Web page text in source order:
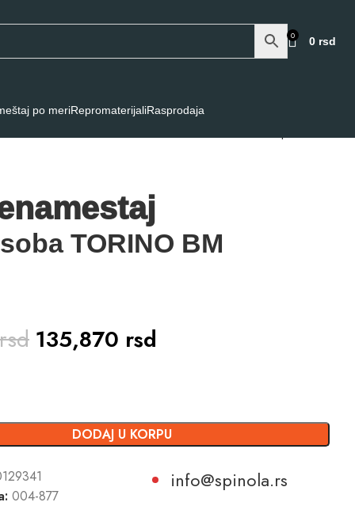
0 0 rsd
po meriRepromaterijaliRasprodaja
TORINO BM
rsd 135,870 rsd
DODAJ U KORPU
004-877
info@spinola.rs